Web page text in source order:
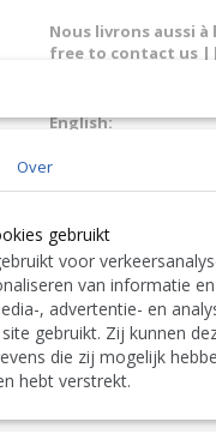
Nous livrons aussi
free to contact us
English:
J Line Angel
J-Line angels
J-Line by Jolipa
J Line Engel Turnend
J-Line engelchen
Italiano:
J-Line by Jolipa
J Line Angelo
Español:
J-Line by Jolipa
Over
gebruikt
voor
van informatie
, advertentie- en
gebruikt. Zij kunnen
die zij mogelijk
hebt verstrekt.